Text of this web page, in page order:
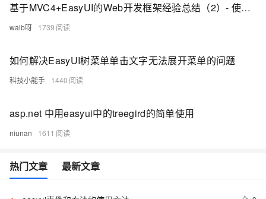
基于MVC4+EasyUI的Web开发框架经验总结（2）- 使用EasyUI的树控件构建Web界面
walb呀 1739
如何解决EasyUI树菜单单击文字无法展开菜单的问题
科技小能手 1440
asp.net 中用easyui中的treegird的简单使用
niunan 1611
热门文章 最新文章